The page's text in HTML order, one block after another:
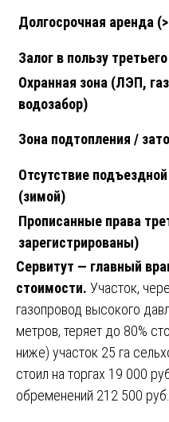
Долгосрочная аренда
Залог в пользу
Охранная зона (ЛЭП,
водозабор)
Зона подтопления /
Отсутствие
(зимой)
Прописанные права
зарегистрированы)
Сервитут — главный
стоимости. Участок,
газопровод высокого
метров, теряет до 80%
ниже) участок 25 га
стоил на торгах 19 000
обременений 212 500